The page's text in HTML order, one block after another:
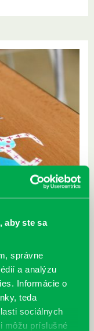
aby ste sa
správne
a analýzu
Informácie o
teda
sociálnych
môžu príslušné